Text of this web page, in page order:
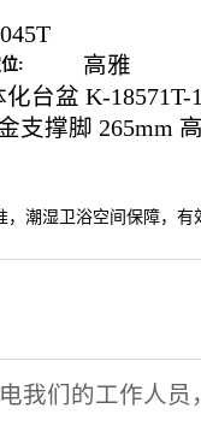
: 高雅
台盆 K-18571T-
支撑脚 265mm
潮湿卫浴空间保障，有
我们的工作人员